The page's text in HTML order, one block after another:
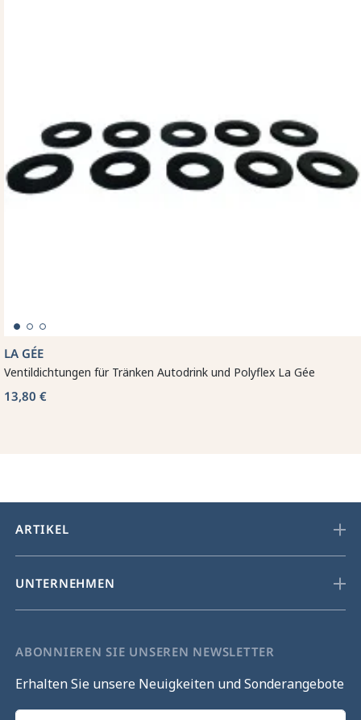
LA GÉE
Ventildichtungen für Tränken Autodrink und Polyflex La Gée
13,80 €
ARTIKEL
UNTERNEHMEN
ABONNIEREN SIE UNSEREN NEWSLETTER
Erhalten Sie unsere Neuigkeiten und Sonderangebote